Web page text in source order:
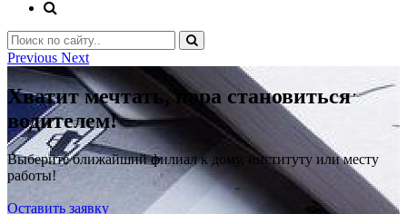
Previous Next
Хватит мечтать, пора становиться
водителем!
Выберите ближайший филиал к дому, институту или месту
работы!
Оставить заявку